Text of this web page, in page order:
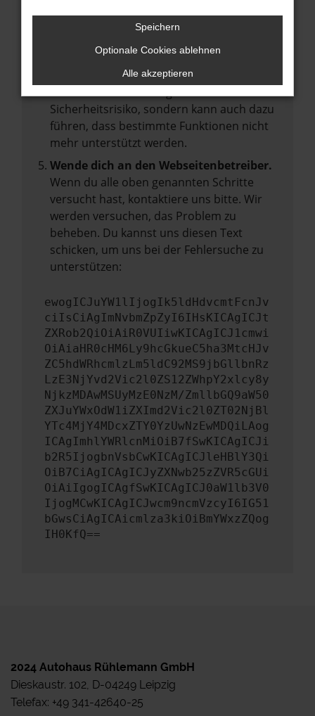
vorübergehende Probleme zu beheben.
Betriebssystem auf dem neuesten Stand
Veraltete Software birgt nicht nur ein
Sicherheitsrisiko, sondern kann auch dazu
führen, dass bestimmte Funktionen nicht
mehr unterstützt werden.
Wende dich an den Webseitenbetreiber.
Wenn du alle oben genannten Schritte
versucht hast, kontaktiere uns bitte. Wir
werden versuchen, das Problem zu
beheben. Du kannst uns diesen Text
schicken, um uns bei der Fehlersuche zu
unterstützen:
ewogICJuYW1lIjogIk5ldHdvcmtFcnJv
ciIsCiAgImNvbmZpZyI6IHsKICAgICJt
ZXRob2QiOiAiR0VUIiwKICAgICJ1cmwi
OiAiaHR0cHM6Ly9hcGkueC5ha3MtcHJv
ZC5hdWRhcmlzLm5ldC92MS9jbGllbnRz
LzE3NjYvd2Vic2l0ZS12ZWhpY2xlcy8y
NjkzMDAwMSUyMzE0NzM/ZmllbGQ9aW50
ZXJuYWxOdW1iZXImd2Vic2l0ZT02NjBl
YTc4MjY4MDcxZTY0YzUwNzEwMDQiLAog
ICAgImhlYWRlcnMiOiB7fSwKICAgICJi
b2R5IjogbnVsbCwKICAgICJleHBlY3Qi
OiB7CiAgICAgICJyZXNwb25zZVR5cGUi
OiAiIgogICAgfSwKICAgICJ0aW1lb3V0
IjogMCwKICAgICJwcm9ncmVzcyI6IG51
bGwsCiAgICAicmlza3kiOiBmYWxzZQog
IH0KfQ==
2024 Autohaus Rühlemann GmbH
Dieskaustr. 102, D-04249 Leipzig
Telefax: +49 341-42640-25
Speichern
Optionale Cookies ablehnen
Alle akzeptieren